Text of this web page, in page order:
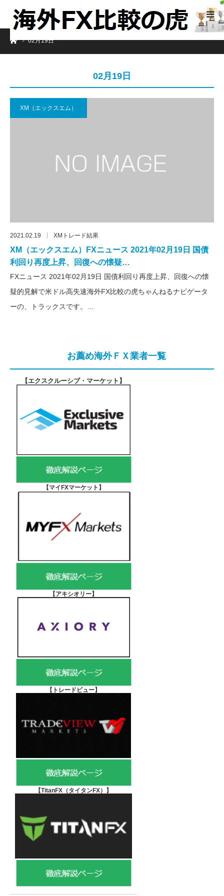
ホーム02月19日
02月19日
XM（エックスエム）
2021.02.19 XMトレード結果
XM（エックスエム）FXニュース 2021年02月19日 国債
利回り再度上昇、回復への懐疑…
FXニュース 2021年02月19日 国債利回り再度上昇、回復への懐
疑的見解で米ドル高失速海外FX比較の虎ちゃんねるナビゲータ
ーの、トラックスです。…
お薦め海外ＦＸ業者一覧
【エクスクルーシブ・マーケット 】
【マイFXマーケット 】
【アキシオリー】
【 トレードビュー】
【TitanFX（タイタンFX） 】